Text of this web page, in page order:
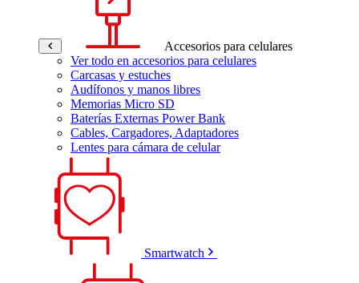
Accesorios para celulares
Ver todo en accesorios para celulares
Carcasas y estuches
Audífonos y manos libres
Memorias Micro SD
Baterías Externas Power Bank
Cables, Cargadores, Adaptadores
Lentes para cámara de celular
Smartwatch